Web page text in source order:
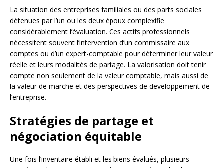
La situation des entreprises familiales ou des parts sociales
détenues par l’un ou les deux époux complexifie
considérablement l’évaluation. Ces actifs professionnels
nécessitent souvent l’intervention d’un commissaire aux
comptes ou d’un expert-comptable pour déterminer leur valeur
réelle et leurs modalités de partage. La valorisation doit tenir
compte non seulement de la valeur comptable, mais aussi de
la valeur de marché et des perspectives de développement de
l’entreprise.
Stratégies de partage et
négociation équitable
Une fois l’inventaire établi et les biens évalués, plusieurs